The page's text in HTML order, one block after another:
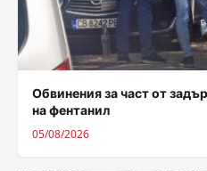
Обвинения за част от
на фентанил
05/08/2026